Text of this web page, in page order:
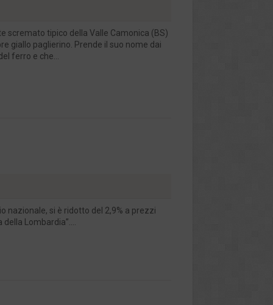
scremato tipico della Valle Camonica (BS)
giallo paglierino. Prende il suo nome dai
ferro e che...
nazionale, si è ridotto del 2,9% a prezzi
della Lombardia”....